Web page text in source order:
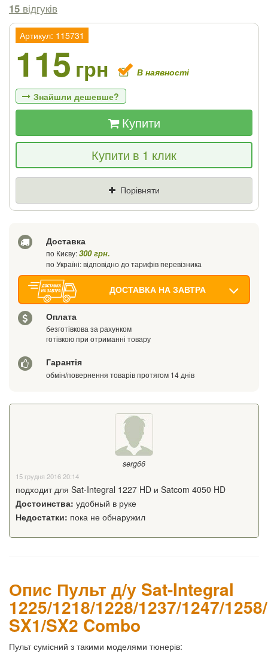
15 відгуків
Артикул: 115731
115 грн В наявності
Знайшли дешевше?
Якщо Ви знайдете товар дешевше - ми
знизимо ціну і подаруємо % від різниці
Купити
Купити в 1 клик
Порівняти
Доставка
по Києву:300 грн.
по Україні: відповідно до тарифів перевізника
ДОСТАВКА НА ЗАВТРА
Оплата
безготівкова за рахунком
готівкою при отриманні товару
Гарантія
обмін/повернення товарів протягом 14 днів
serg66
15 грудня 2016 20:14
подходит для Sat-Integral 1227 HD и Satcom 4050 HD
Достоинства: удобный в руке
Недостатки: пока не обнаружил
Опис Пульт д/у Sat-Integral
1225/1218/1228/1237/1247/
SX1/SX2 Combo
Пульт сумісний з такими моделями тюнерів: